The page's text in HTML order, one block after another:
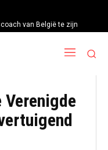
van België te zijn